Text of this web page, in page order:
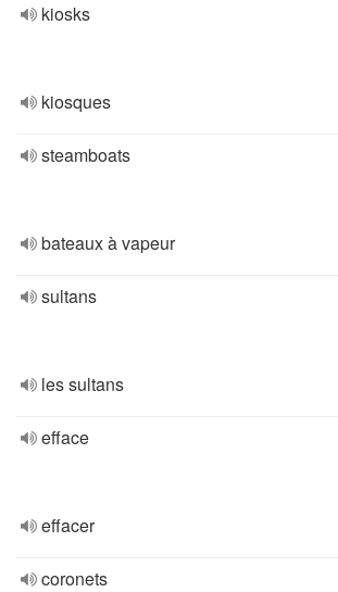
kiosks
kiosques
steamboats
bateaux à vapeur
sultans
les sultans
efface
effacer
coronets